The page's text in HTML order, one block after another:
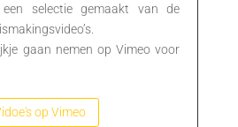
selectie gemaakt van de
gaan nemen op Vimeo voor
op Vimeo